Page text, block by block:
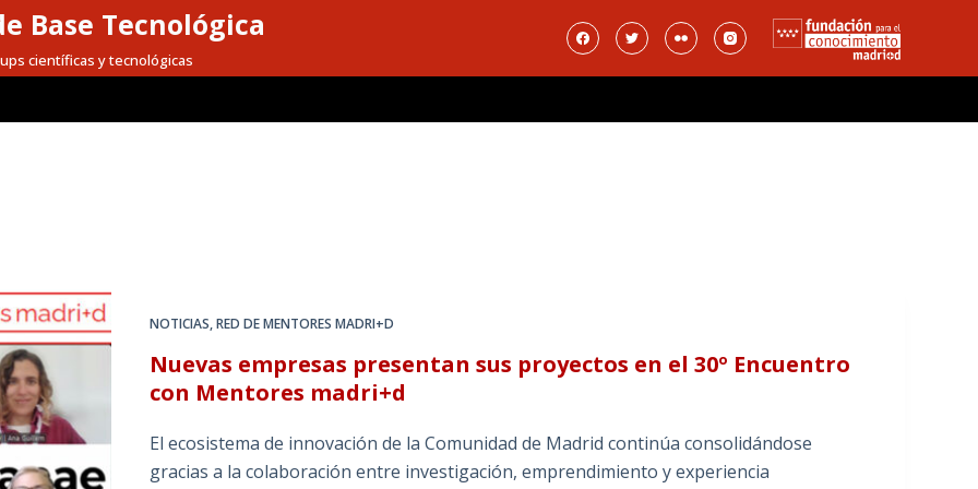
Base Tecnológica
científicas y tecnológicas
NOTICIAS,RED DE MENTORES MADRI+D
Nuevas empresas presentan sus proyectos en el 30º Encuentro
con Mentores madri+d
El ecosistema de innovación de la Comunidad de Madrid continúa consolidándose
gracias a la colaboración entre investigación, emprendimiento y experiencia